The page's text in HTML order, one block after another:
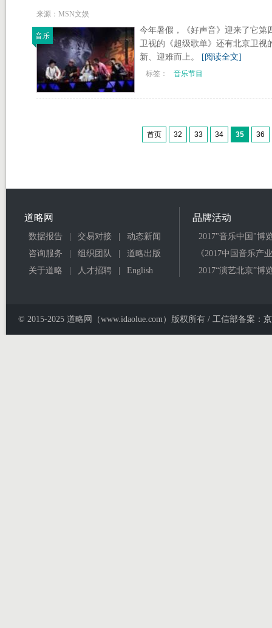
来源：MSN文娱
音乐
今年暑假，《好声音》迎来了它第
卫视的《超级歌单》还有北京卫视
新、迎难而上。
[阅读全文]
标签： 音乐节目
首页 32 33 34 35 36
道略网
数据报告 交易对接
动态新闻
咨询服务
组织团队
道略出版
关于道略
人才招聘 English
品牌活动
2017"音乐中国"博
《2017中国音乐产
2017“演艺北京”博
© 2015-2025 道略网（www.idaolue.com）版权所有 / 工信部备案：